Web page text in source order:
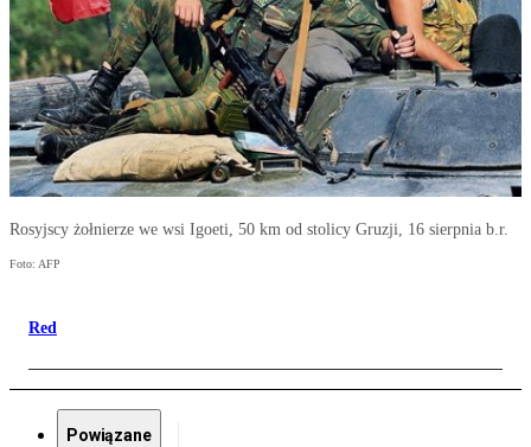
Rosyjscy żołnierze we wsi Igoeti, 50 km od stolicy Gruzji, 16 sierpnia b.r.
Foto: AFP
Red
Powiązane